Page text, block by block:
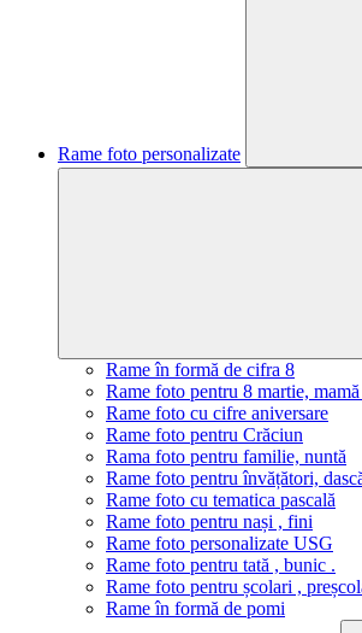
Rame foto personalizate
Rame în formă de cifra 8
Rame foto pentru 8 martie,
Rame foto cu cifre aniversare
Rame foto pentru Crăciun
Rama foto pentru familie, nuntă
Rame foto pentru învățători,
Rame foto cu tematica pascală
Rame foto pentru nași , fini
Rame foto personalizate USG
Rame foto pentru tată , bunic .
Rame foto pentru școlari ,
Rame în formă de pomi